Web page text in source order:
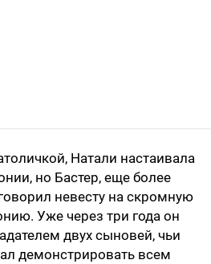
Натали настаивала
но Бастер, еще более
невесту на скромную
Уже через три года он
двух сыновей, чьи
демонстрировать всем